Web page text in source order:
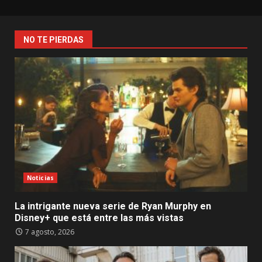
NO TE PIERDAS
Noticias
La intrigante nueva serie de Ryan Murphy en
Disney+ que está entre las más vistas
7 agosto, 2026